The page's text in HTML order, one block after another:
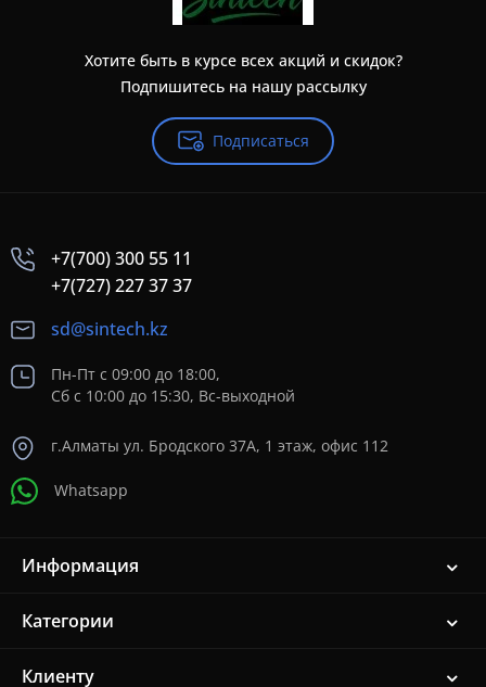
Хотите быть в курсе всех акций и скидок?
Подпишитесь на нашу рассылку
Подписаться
+7(700) 300 55 11
+7(727) 227 37 37
sd@sintech.kz
Пн-Пт с 09:00 до 18:00,
Сб с 10:00 до 15:30, Вс-выходной
г.Алматы ул. Бродского 37A, 1 этаж, офис 112
Whatsapp
Информация
Категории
Клиенту